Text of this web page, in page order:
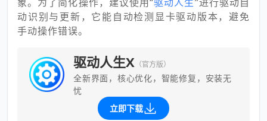
动识别与更新，它能自动检测显卡驱动版本，避免
手动操作错误。
驱动人生X （官方版）
全新界面，核心优化，智能修复，安装无
忧
立即下载